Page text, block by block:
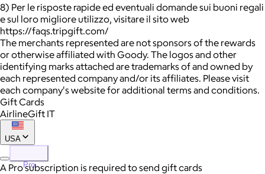
8) Per le risposte rapide ed eventuali domande sui buoni regali
e sul loro migliore utilizzo, visitare il sito web
https://faqs.tripgift.com/
The merchants represented are not sponsors of the rewards
or otherwise affiliated with Goody. The logos and other
identifying marks attached are trademarks of and owned by
each represented company and/or its affiliates. Please visit
each company's website for additional terms and conditions.
Gift Cards
AirlineGift IT
USA
Pro
A Pro subscription is required to send gift cards